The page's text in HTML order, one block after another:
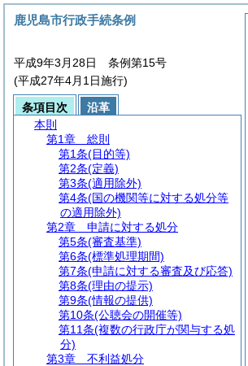
鹿児島市行政手続条例
平成9年3月28日 条例第15号
(平成27年4月1日施行)
条項目次
沿革
本則
第1章
総則
第1条(目的等)
第2条(定義)
第3条(適用除外)
第4条(国の機関等に対する処分等
の適用除外)
第2章
申請に対する処分
第5条(審査基準)
第6条(標準処理期間)
第7条(申請に対する審査及び応答)
第8条(理由の提示)
第9条(情報の提供)
第10条(公聴会の開催等)
第11条(複数の行政庁が関与する処
分)
第3章
不利益処分